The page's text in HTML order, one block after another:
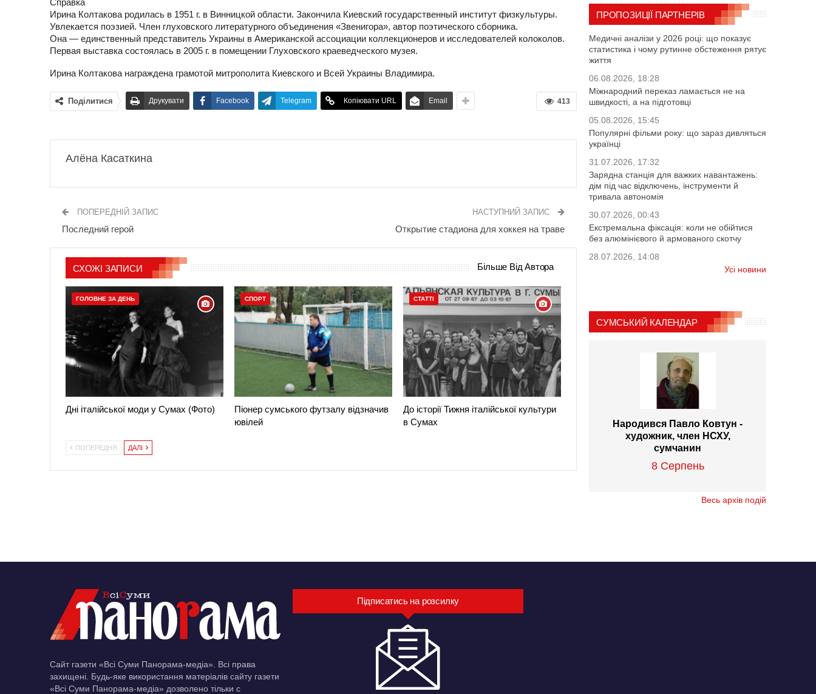
Ирина Колтакова родилась в 1951 г. в Винницкой области. Закончила Киевский государственный институт физкультуры.
Увлекается поэзией. Член глуховского литературного объединения «Звенигора», автор поэтического сборника.
Она — единственный представитель Украины в Американской ассоциации коллекционеров и исследователей колоколов.
Первая выставка состоялась в 2005 г. в помещении Глуховского краеведческого музея.
Ирина Колтакова награждена грамотой митрополита Киевского и Всей Украины Владимира.
413
Поділитися Друкувати Facebook Telegram Копіювати URL Email
Алёна Касаткина
ПОПЕРЕДНІЙ ЗАПИС
Последний герой
НАСТУПНИЙ ЗАПИС
Открытие стадиона для хоккея на траве
СХОЖІ ЗАПИСИ Більше Від Автора
ГОЛОВНЕ ЗА ДЕНЬ
Дні італійської моди у Сумах (Фото)
СПОРТ
Піонер сумського футзалу відзначив
ювілей
СТАТТІ
До історії Тижня італійської культури
в Сумах
ПОПЕРЕДНЯ ДАЛІ
ПРОПОЗИЦІЇ ПАРТНЕРІВ
Медичні аналізи у 2026 році: що показує
статистика і чому рутинне обстеження рятує
життя
06.08.2026, 18:28
Міжнародний переказ ламається не на
швидкості, а на підготовці
05.08.2026, 15:45
Популярні фільми року: що зараз дивляться
українці
31.07.2026, 17:32
Зарядна станція для важких навантажень:
дім під час відключень, інструменти й
тривала автономія
30.07.2026, 00:43
Екстремальна фіксація: коли не обійтися
без алюмінієвого й армованого скотчу
28.07.2026, 14:08
Усі новини
СУМСЬКИЙ КАЛЕНДАР
Народився Павло Ковтун -
художник, член НСХУ,
сумчанин
8 Серпень
Весь архів подій
Сайт газети «Всі Суми Панорама-медіа». Всі права
захищені. Будь-яке використання матеріалів сайту газети
«Всі Суми Панорама-медіа» дозволено тільки c
Підписатись на розсилку